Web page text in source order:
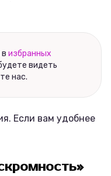
избранных
видеть
нас.
Если вам удобнее